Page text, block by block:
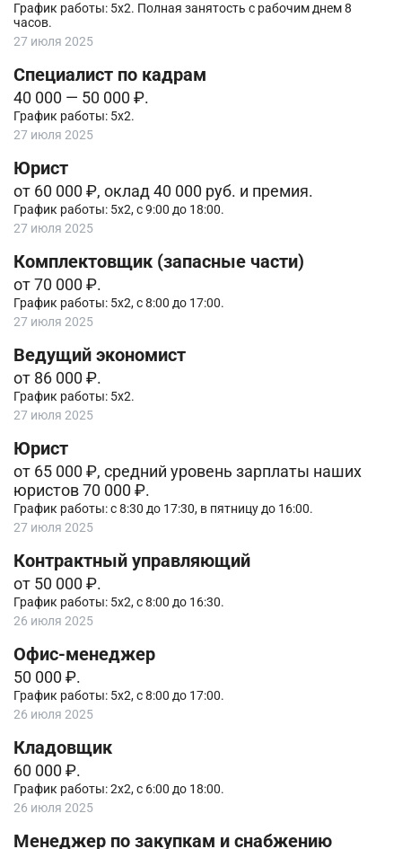
График работы: 5х2. Полная занятость с рабочим днем 8
часов.
27 июля 2025
Специалист по кадрам
40 000 — 50 000 ₽.
График работы: 5х2.
27 июля 2025
Юрист
от 60 000 ₽, оклад 40 000 руб. и премия.
График работы: 5х2, с 9:00 до 18:00.
27 июля 2025
Комплектовщик (запасные части)
от 70 000 ₽.
График работы: 5х2, с 8:00 до 17:00.
27 июля 2025
Ведущий экономист
от 86 000 ₽.
График работы: 5х2.
27 июля 2025
Юрист
от 65 000 ₽, средний уровень зарплаты наших
юристов 70 000 ₽.
График работы: с 8:30 до 17:30, в пятницу до 16:00.
27 июля 2025
Контрактный управляющий
от 50 000 ₽.
График работы: 5х2, с 8:00 до 16:30.
26 июля 2025
Офис-менеджер
50 000 ₽.
График работы: 5х2, с 8:00 до 17:00.
26 июля 2025
Кладовщик
60 000 ₽.
График работы: 2х2, с 6:00 до 18:00.
26 июля 2025
Менеджер по закупкам и снабжению